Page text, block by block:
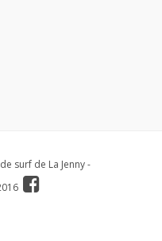
surf de La Jenny -